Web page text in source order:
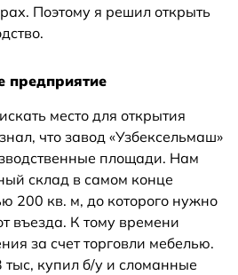
Поэтому я решил открыть
предприятие
место для открытия
что завод «Узбексельмаш»
площади. Нам
склад в самом конце
200 кв. м, до которого нужно
въезда. К тому времени
за счет торговли мебелью.
купил б/у и сломанные